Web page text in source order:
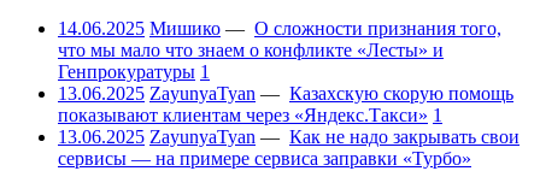
14.06.2025 Мишико — О сложности признания того,
что мы мало что знаем о конфликте «Лесты» и
Генпрокуратуры 1
13.06.2025 ZayunyaTyan — Казахскую скорую помощь
показывают клиентам через «Яндекс.Такси» 1
13.06.2025 ZayunyaTyan — Как не надо закрывать свои
сервисы — на примере сервиса заправки «Турбо»